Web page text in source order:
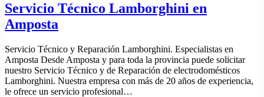
Servicio Técnico Lamborghini en
Amposta
Servicio Técnico y Reparación Lamborghini. Especialistas en
Amposta Desde Amposta y para toda la provincia puede solicitar
nuestro Servicio Técnico y de Reparación de electrodomésticos
Lamborghini. Nuestra empresa con más de 20 años de experiencia,
le ofrece un servicio profesional…